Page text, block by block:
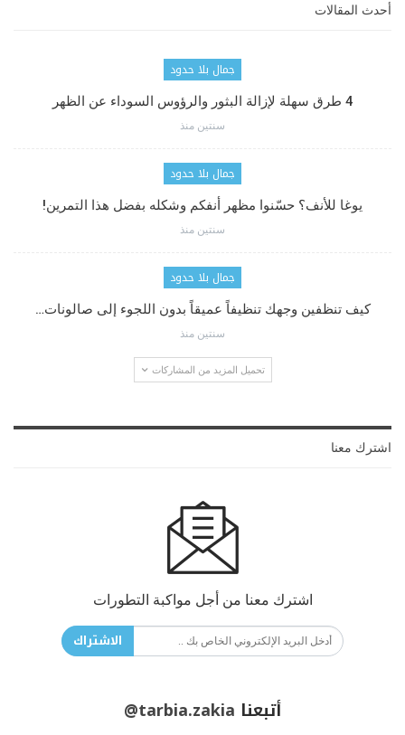
أحدث المقالات
جمال بلا حدود
4 طرق سهلة لإزالة البثور والرؤوس السوداء عن الظهر
سنتين منذ
جمال بلا حدود
يوغا للأنف؟ حسّنوا مظهر أنفكم وشكله بفضل هذا التمرين!
سنتين منذ
جمال بلا حدود
كيف تنظفين وجهك تنظيفاً عميقاً بدون اللجوء إلى صالونات…
سنتين منذ
تحميل المزيد من المشاركات
اشترك معنا
اشترك معنا من أجل مواكبة التطورات
الاشتراك
أتبعنا @tarbia.zakia